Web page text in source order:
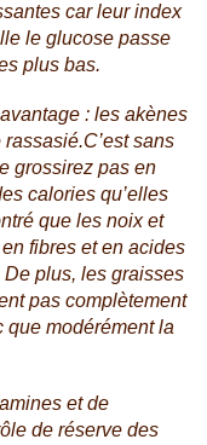
car leur index
le glucose passe
plus bas.
: les akènes
rassasié.C’est sans
grossirez pas en
calories qu’elles
que les noix et
fibres et en acides
De plus, les graisses
pas complètement
que modérément la
et de
de réserve des